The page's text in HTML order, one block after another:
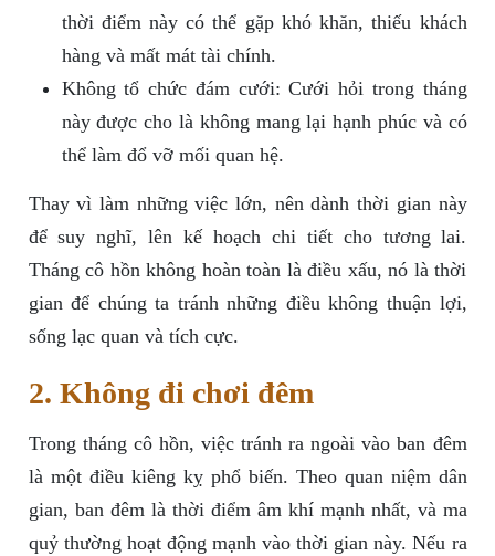
thời điểm này có thể gặp khó khăn, thiếu khách
hàng và mất mát tài chính.
Không tổ chức đám cưới: Cưới hỏi trong tháng
này được cho là không mang lại hạnh phúc và có
thể làm đổ vỡ mối quan hệ.
Thay vì làm những việc lớn, nên dành thời gian này
để suy nghĩ, lên kế hoạch chi tiết cho tương lai.
Tháng cô hồn không hoàn toàn là điều xấu, nó là thời
gian để chúng ta tránh những điều không thuận lợi,
sống lạc quan và tích cực.
2. Không đi chơi đêm
Trong tháng cô hồn, việc tránh ra ngoài vào ban đêm
là một điều kiêng kỵ phổ biến. Theo quan niệm dân
gian, ban đêm là thời điểm âm khí mạnh nhất, và ma
quỷ thường hoạt động mạnh vào thời gian này. Nếu ra